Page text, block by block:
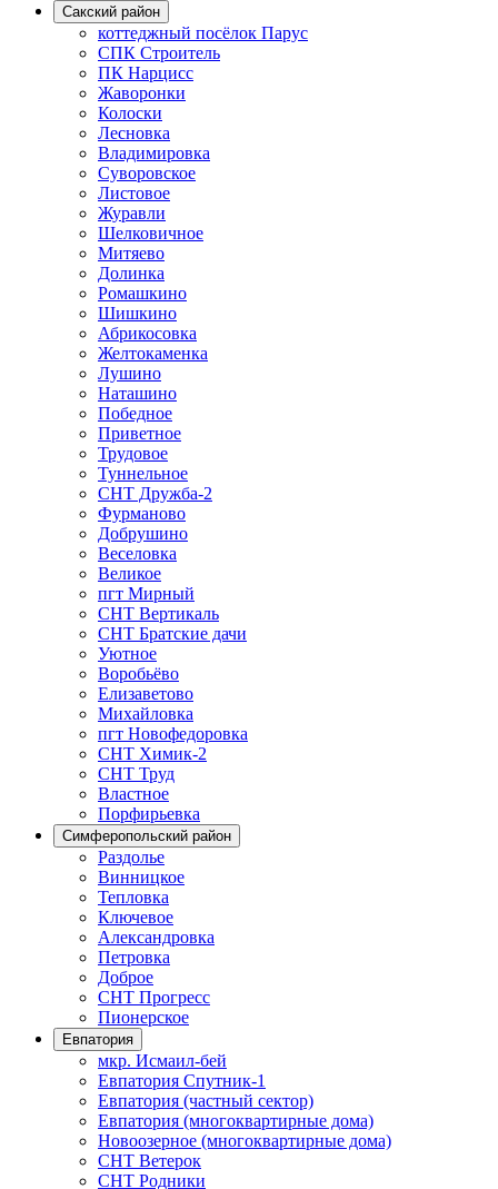
Сакский район
коттеджный посёлок Парус
СПК Строитель
ПК Нарцисс
Жаворонки
Колоски
Лесновка
Владимировка
Суворовское
Листовое
Журавли
Шелковичное
Митяево
Долинка
Ромашкино
Шишкино
Абрикосовка
Желтокаменка
Лушино
Наташино
Победное
Приветное
Трудовое
Туннельное
СНТ Дружба-2
Фурманово
Добрушино
Веселовка
Великое
пгт Мирный
СНТ Вертикаль
СНТ Братские дачи
Уютное
Воробьёво
Елизаветово
Михайловка
пгт Новофедоровка
СНТ Химик-2
СНТ Труд
Властное
Порфирьевка
Симферопольский район
Раздолье
Винницкое
Тепловка
Ключевое
Александровка
Петровка
Доброе
СНТ Прогресс
Пионерское
Евпатория
мкр. Исмаил-бей
Евпатория Спутник-1
Евпатория (частный сектор)
Евпатория (многоквартирные дома)
Новоозерное (многоквартирные дома)
СНТ Ветерок
СНТ Родники